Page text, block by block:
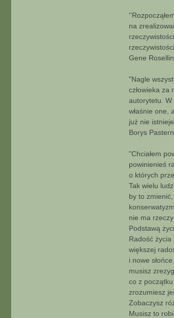
na
Gene
"Nagle
człowieka za
autorytetu. W
właśnie one,
już nie
Borys
"Chciałem
powinienieś
o których
Tak wielu
by to
nie ma
Podstawą
Radość
większej
i nowe
musisz
co z
zrozumiesz
Zobaczysz
Musisz to